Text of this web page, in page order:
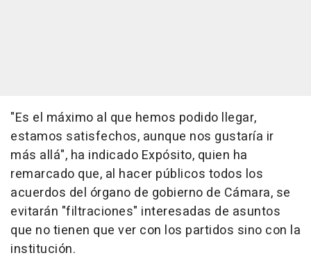
"Es el máximo al que hemos podido llegar,
estamos satisfechos, aunque nos gustaría ir
más allá", ha indicado Expósito, quien ha
remarcado que, al hacer públicos todos los
acuerdos del órgano de gobierno de Cámara, se
evitarán "filtraciones" interesadas de asuntos
que no tienen que ver con los partidos sino con la
institución.